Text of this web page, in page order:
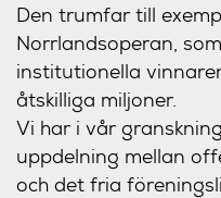
Den trumfar till
Norrlandsoperan,
institutionella
åtskilliga miljoner.
Vi har i vår
uppdelning mellan
och det fria